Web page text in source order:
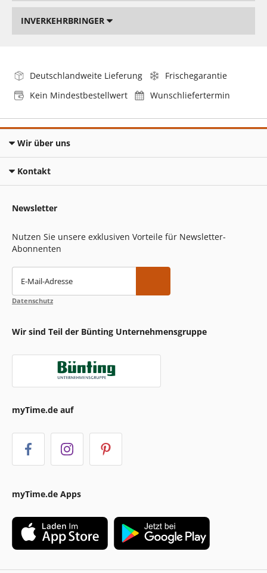
INVERKEHRBRINGER
Deutschlandweite Lieferung
Frischegarantie
Kein Mindestbestellwert
Wunschliefertermin
Wir über uns
Kontakt
Newsletter
Nutzen Sie unsere exklusiven Vorteile für Newsletter-
Abonnenten
E-Mail-Adresse
Datenschutz
Wir sind Teil der Bünting Unternehmensgruppe
myTime.de auf
myTime.de Apps